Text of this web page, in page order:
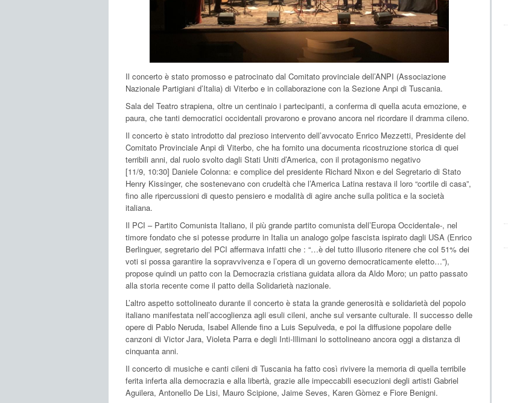
Il concerto è stato promosso e patrocinato dal Comitato provinciale dell’ANPI (Associazione
Nazionale Partigiani d’Italia) di Viterbo e in collaborazione con la Sezione Anpi di Tuscania.
Sala del Teatro strapiena, oltre un centinaio i partecipanti, a conferma di quella acuta emozione, e
paura, che tanti democratici occidentali provarono e provano ancora nel ricordare il dramma cileno.
Il concerto è stato introdotto dal prezioso intervento dell’avvocato Enrico Mezzetti, Presidente del
Comitato Provinciale Anpi di Viterbo, che ha fornito una documenta ricostruzione storica di quei
terribili anni, dal ruolo svolto dagli Stati Uniti d’America, con il protagonismo negativo
[11/9, 10:30] Daniele Colonna: e complice del presidente Richard Nixon e del Segretario di Stato
Henry Kissinger, che sostenevano con crudeltà che l’America Latina restava il loro “cortile di casa”,
fino alle ripercussioni di questo pensiero e modalità di agire anche sulla politica e la società
italiana.
Il PCI – Partito Comunista Italiano, il più grande partito comunista dell’Europa Occidentale-, nel
timore fondato che si potesse produrre in Italia un analogo golpe fascista ispirato dagli USA (Enrico
Berlinguer, segretario del PCI affermava infatti che : “…è del tutto illusorio ritenere che col 51% dei
voti si possa garantire la sopravvivenza e l’opera di un governo democraticamente eletto…”),
propose quindi un patto con la Democrazia cristiana guidata allora da Aldo Moro; un patto passato
alla storia recente come il patto della Solidarietà nazionale.
L’altro aspetto sottolineato durante il concerto è stata la grande generosità e solidarietà del popolo
italiano manifestata nell’accoglienza agli esuli cileni, anche sul versante culturale. Il successo delle
opere di Pablo Neruda, Isabel Allende fino a Luis Sepulveda, e poi la diffusione popolare delle
canzoni di Victor Jara, Violeta Parra e degli Inti-Illimani lo sottolineano ancora oggi a distanza di
cinquanta anni.
Il concerto di musiche e canti cileni di Tuscania ha fatto così rivivere la memoria di quella terribile
ferita inferta alla democrazia e alla libertà, grazie alle impeccabili esecuzioni degli artisti Gabriel
Aguilera, Antonello De Lisi, Mauro Scipione, Jaime Seves, Karen Gòmez e Fiore Benigni.